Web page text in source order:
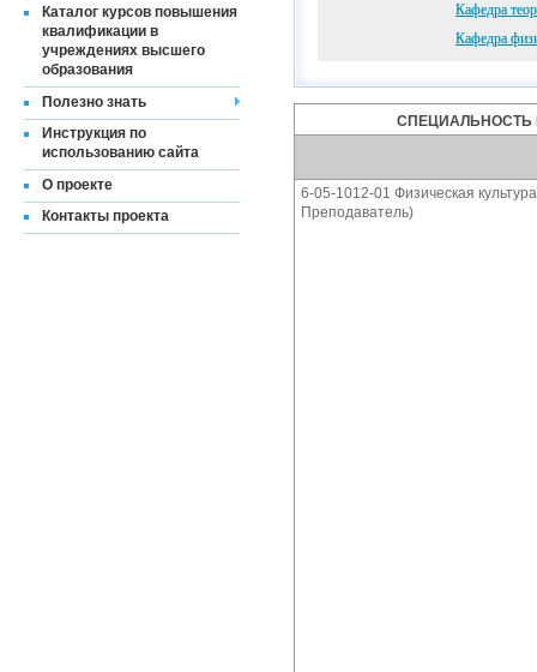
Каталог курсов повышения
квалификации в
учреждениях высшего
образования
Полезно знать
Инструкция по
использованию сайта
О проекте
Контакты проекта
Кафедра
Кафедра
СПЕЦИАЛЬНОСТЬ
6-05-1012-01 Физическая
Преподаватель)